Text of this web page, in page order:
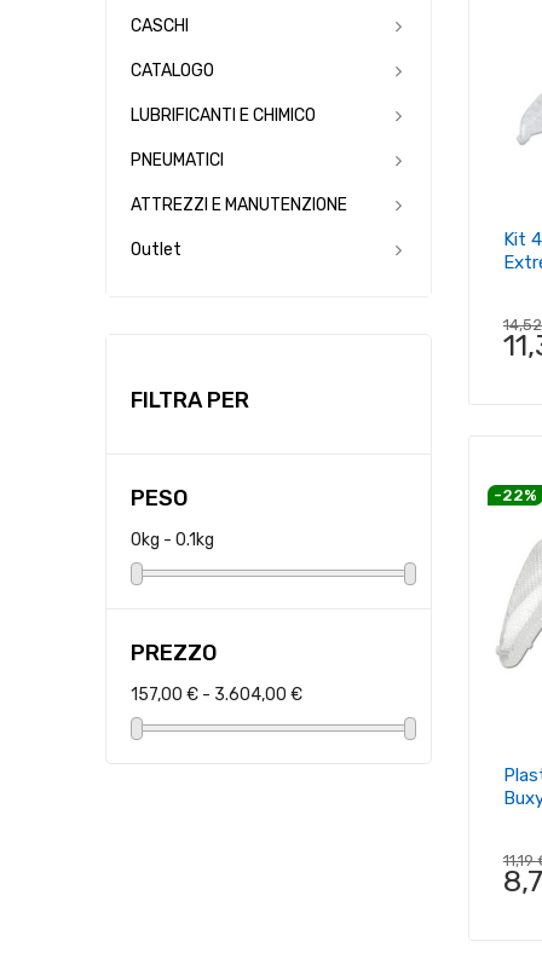
CASCHI
CATALOGO
LUBRIFICANTI E CHIMICO
PNEUMATICI
ATTREZZI E MANUTENZIONE
Outlet
FILTRA PER
PESO
0kg - 0.1kg
PREZZO
157,00 € - 3.604,00 €
Kit
-22%
11,19